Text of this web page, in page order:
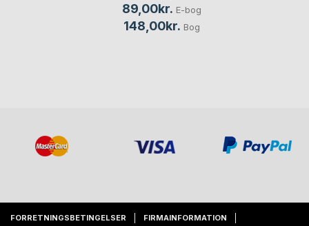
89,00kr. E-bog
148,00kr. Bog
FORRETNINGSBETINGELSER FIRMAINFORMATION